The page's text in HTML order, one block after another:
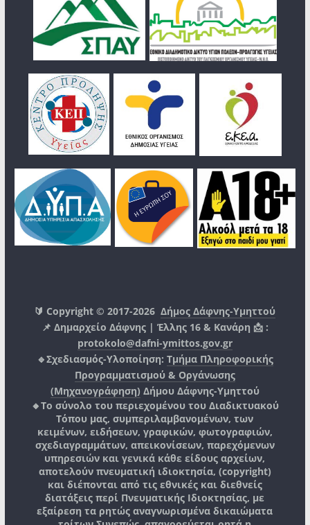
🔰 Copyright © 2017-2026Δήμος Δάφνης-Υμηττού
📌 Δημαρχείο Δάφνης | Έλλης 16 & Κανάρη 📩 :
protokolo@dafni-ymittos.gov.gr
🔹Σχεδιασμός-Υλοποίηση: Τμήμα Πληροφορικής
Προγραμματισμού & Οργάνωσης
(Μηχανογράφηση) Δήμου Δάφνης-Υμηττού
🔸Το σύνολο του περιεχομένου του Διαδικτυακού
Τόπου μας, συμπεριλαμβανομένων, των
κειμένων, ειδήσεων, γραφικών, φωτογραφιών,
σχεδιαγραμμάτων, απεικονίσεων, παρεχόμενων
υπηρεσιών και γενικά κάθε είδους αρχείων,
αποτελούν πνευματική ιδιοκτησία, (copyright)
και διέπονται από τις εθνικές και διεθνείς
διατάξεις περί Πνευματικής Ιδιοκτησίας, με
εξαίρεση τα ρητώς αναγνωρισμένα δικαιώματα